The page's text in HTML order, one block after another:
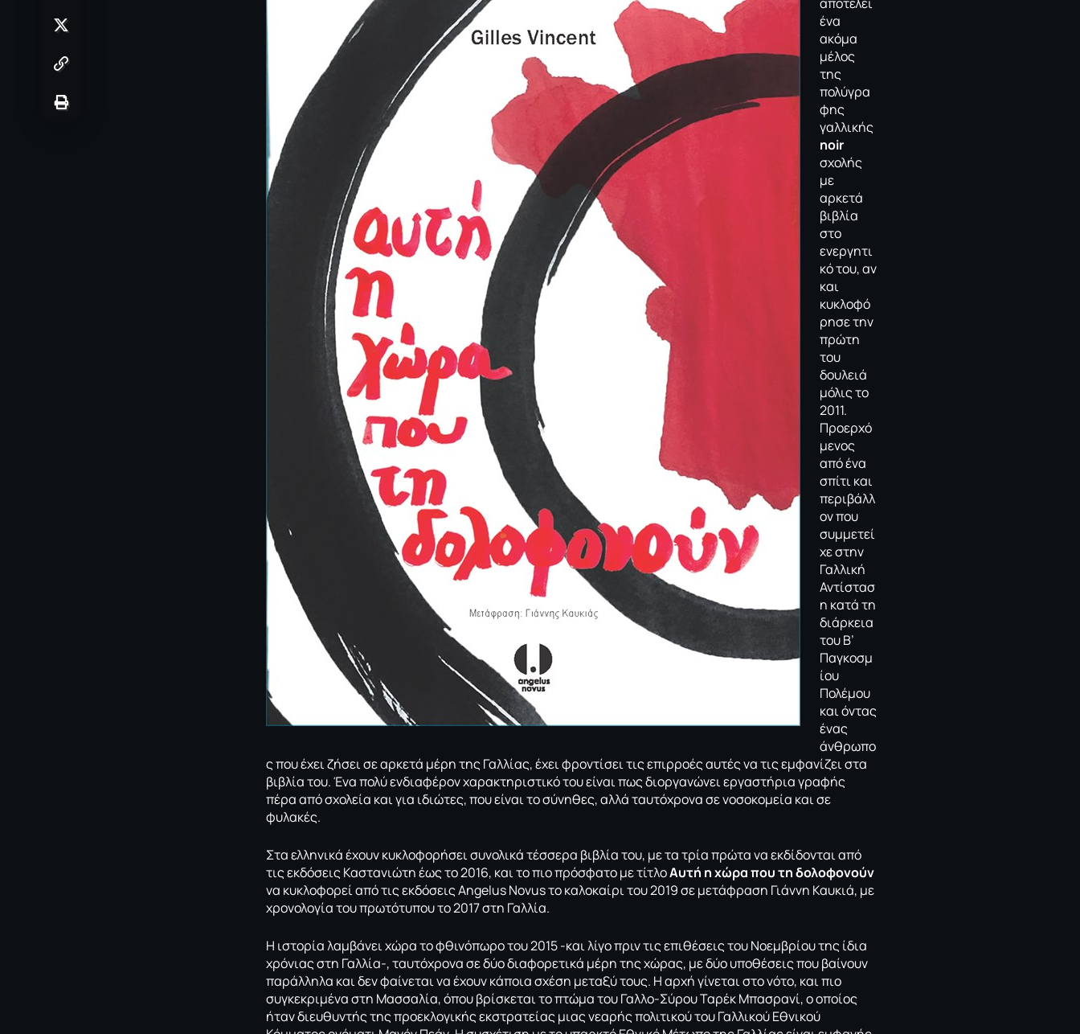
ένα
ακόμα
μέλος
της
πολύγρα
φης
γαλλικής
noir
σχολής
με
αρκετά
βιβλία
στο
ενεργητι
κό του, αν
και
κυκλοφό
ρησε την
πρώτη
του
δουλειά
μόλις το
2011.
Προερχό
μενος
από ένα
σπίτι και
περιβάλλ
ον που
συμμετεί
χε στην
Γαλλική
Αντίστασ
η κατά τη
διάρκεια
του Β’
Παγκοσμ
ίου
Πολέμου
και όντας
ένας
άνθρωπο
ς που έχει ζήσει σε αρκετά μέρη της Γαλλίας, έχει φροντίσει τις επιρροές αυτές να τις εμφανίζει στα
βιβλία του. Ένα πολύ ενδιαφέρον χαρακτηριστικό του είναι πως διοργανώνει εργαστήρια γραφής
πέρα από σχολεία και για ιδιώτες, που είναι το σύνηθες, αλλά ταυτόχρονα σε νοσοκομεία και σε
φυλακές.
Στα ελληνικά έχουν κυκλοφορήσει συνολικά τέσσερα βιβλία του, με τα τρία πρώτα να εκδίδονται από
τις εκδόσεις Καστανιώτη έως το 2016, και το πιο πρόσφατο με τίτλοΑυτή η χώρα που τη δολοφονούν
να κυκλοφορεί από τις εκδόσεις Angelus Novus το καλοκαίρι του 2019 σε μετάφραση Γιάννη Καυκιά, με
χρονολογία του πρωτότυπου το 2017 στη Γαλλία.
Η ιστορία λαμβάνει χώρα το φθινόπωρο του 2015 -και λίγο πριν τις επιθέσεις του Νοεμβρίου της ίδια
χρόνιας στη Γαλλία-, ταυτόχρονα σε δύο διαφορετικά μέρη της χώρας, με δύο υποθέσεις που βαίνουν
παράλληλα και δεν φαίνεται να έχουν κάποια σχέση μεταξύ τους. Η αρχή γίνεται στο νότο, και πιο
συγκεκριμένα στη Μασσαλία, όπου βρίσκεται το πτώμα του Γαλλο-Σύρου Ταρέκ Μπασρανί, ο οποίος
ήταν διευθυντής της προεκλογικής εκστρατείας μιας νεαρής πολιτικού του Γαλλικού Εθνικού